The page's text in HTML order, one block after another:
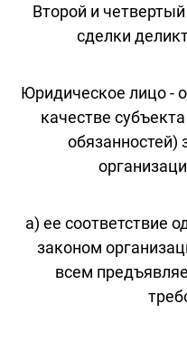
Второй и
сделки
Юридическое лицо -
качестве
обязанностей)
а) ее соответствие
законом
всем